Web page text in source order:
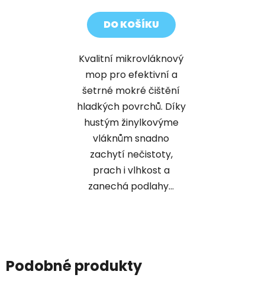
DO KOŠÍKU
Kvalitní mikrovláknový
mop pro efektivní a
šetrné mokré čištění
hladkých povrchů. Díky
hustým žinylkovýme
vláknům snadno
zachytí nečistoty,
prach i vlhkost a
zanechá podlahy...
Podobné produkty